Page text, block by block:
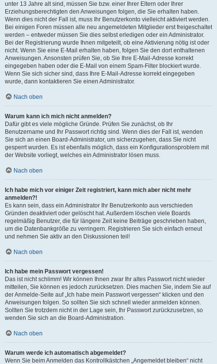
unter 13 Jahre alt sind, müssen Sie bzw. einer Ihrer Eltern oder Ihrer
Erziehungsberechtigten den Anweisungen folgen, die Sie erhalten haben.
Wenn dies nicht der Fall ist, muss Ihr Benutzerkonto vielleicht aktiviert werden.
Bei einigen Foren müssen alle neu angemeldeten Mitglieder erst freigeschaltet
werden – entweder müssen Sie dies selbst erledigen oder ein Administrator.
Bei der Registrierung wurde Ihnen mitgeteilt, ob eine Aktivierung nötig ist oder
nicht. Wenn Sie eine E-Mail erhalten haben, folgen Sie den dort enthaltenen
Anweisungen. Ansonsten prüfen Sie, ob Sie Ihre E-Mail-Adresse korrekt
eingegeben haben oder die E-Mail von einem Spam-Filter blockiert wurde.
Wenn Sie sich sicher sind, dass Ihre E-Mail-Adresse korrekt eingegeben
wurde, dann kontaktieren Sie einen Administrator.
Nach oben
Warum kann ich mich nicht anmelden?
Dafür gibt es viele mögliche Gründe. Prüfen Sie zunächst, ob Ihr
Benutzername und Ihr Passwort richtig sind. Wenn dies der Fall ist, wenden
Sie sich an einen Board-Administrator, um sicherzugehen, dass Sie nicht
gesperrt wurden. Es ist ebenfalls möglich, dass ein Konfigurationsproblem mit
der Website vorliegt, welches ein Administrator lösen muss.
Nach oben
Ich habe mich vor einiger Zeit registriert, kann mich aber nicht mehr
anmelden?!
Es kann sein, dass ein Administrator Ihr Benutzerkonto aus verschieden
Gründen deaktiviert oder gelöscht hat. Außerdem löschen viele Boards
regelmäßig Benutzer, die für längere Zeit keine Beiträge geschrieben haben,
um die Datenbankgröße zu verringern. Registrieren Sie sich einfach erneut
und nehmen Sie aktiv an den Diskussionen teil!
Nach oben
Ich habe mein Passwort vergessen!
Das ist nicht schlimm! Wir können Ihnen zwar Ihr altes Passwort nicht wieder
mitteilen, Sie können es jedoch zurücksetzen. Dies machen Sie, indem Sie auf
der Anmelde-Seite auf „Ich habe mein Passwort vergessen“ klicken und den
Anweisungen folgen. So sollten Sie sich schnell wieder anmelden können.
Sollten Sie trotzdem nicht in der Lage sein, Ihr Passwort zurückzusetzen, so
wenden Sie sich an die Board-Administration.
Nach oben
Warum werde ich automatisch abgemeldet?
Wenn Sie beim Anmelden das Kontrollkästchen „Angemeldet bleiben“ nicht